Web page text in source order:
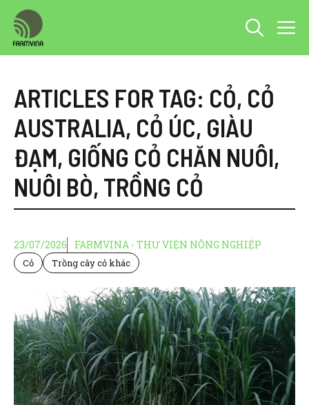
Chuyển
đến
nội
ARTICLES FOR TAG: CỎ, CỎ
AUSTRALIA, CỎ ÚC, GIÀU
ĐẠM, GIỐNG CỎ CHĂN NUÔI,
NUÔI BÒ, TRỒNG CỎ
23/07/2026 FARMVINA - THƯ VIỆN NÔNG NGHIỆP
Cỏ Trồng cây cỏ khác